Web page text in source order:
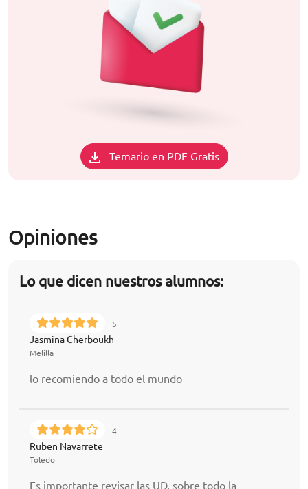
Temario en PDF Gratis
Opiniones
Lo que dicen nuestros alumnos:
5
Jasmina Cherboukh
Melilla
lo recomiendo a todo el mundo
4
Ruben Navarrete
Toledo
Es importante revisar las UD, sobre todo la